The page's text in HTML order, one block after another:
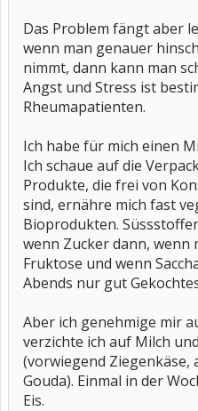
Das Problem fängt aber
wenn man genauer
nimmt, dann kann man
Angst und Stress ist
Rheumapatienten.
Ich habe für mich einen
Ich schaue auf die
Produkte, die frei von
sind, ernähre mich fast
Bioprodukten.
wenn Zucker dann, wenn
Fruktose und wenn
Abends nur gut
Aber ich genehmige mir
verzichte ich auf Milch
(vorwiegend Ziegenkäse,
Gouda). Einmal in der
Eis.